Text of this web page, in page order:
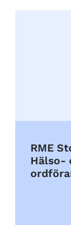
RME
Hälso-